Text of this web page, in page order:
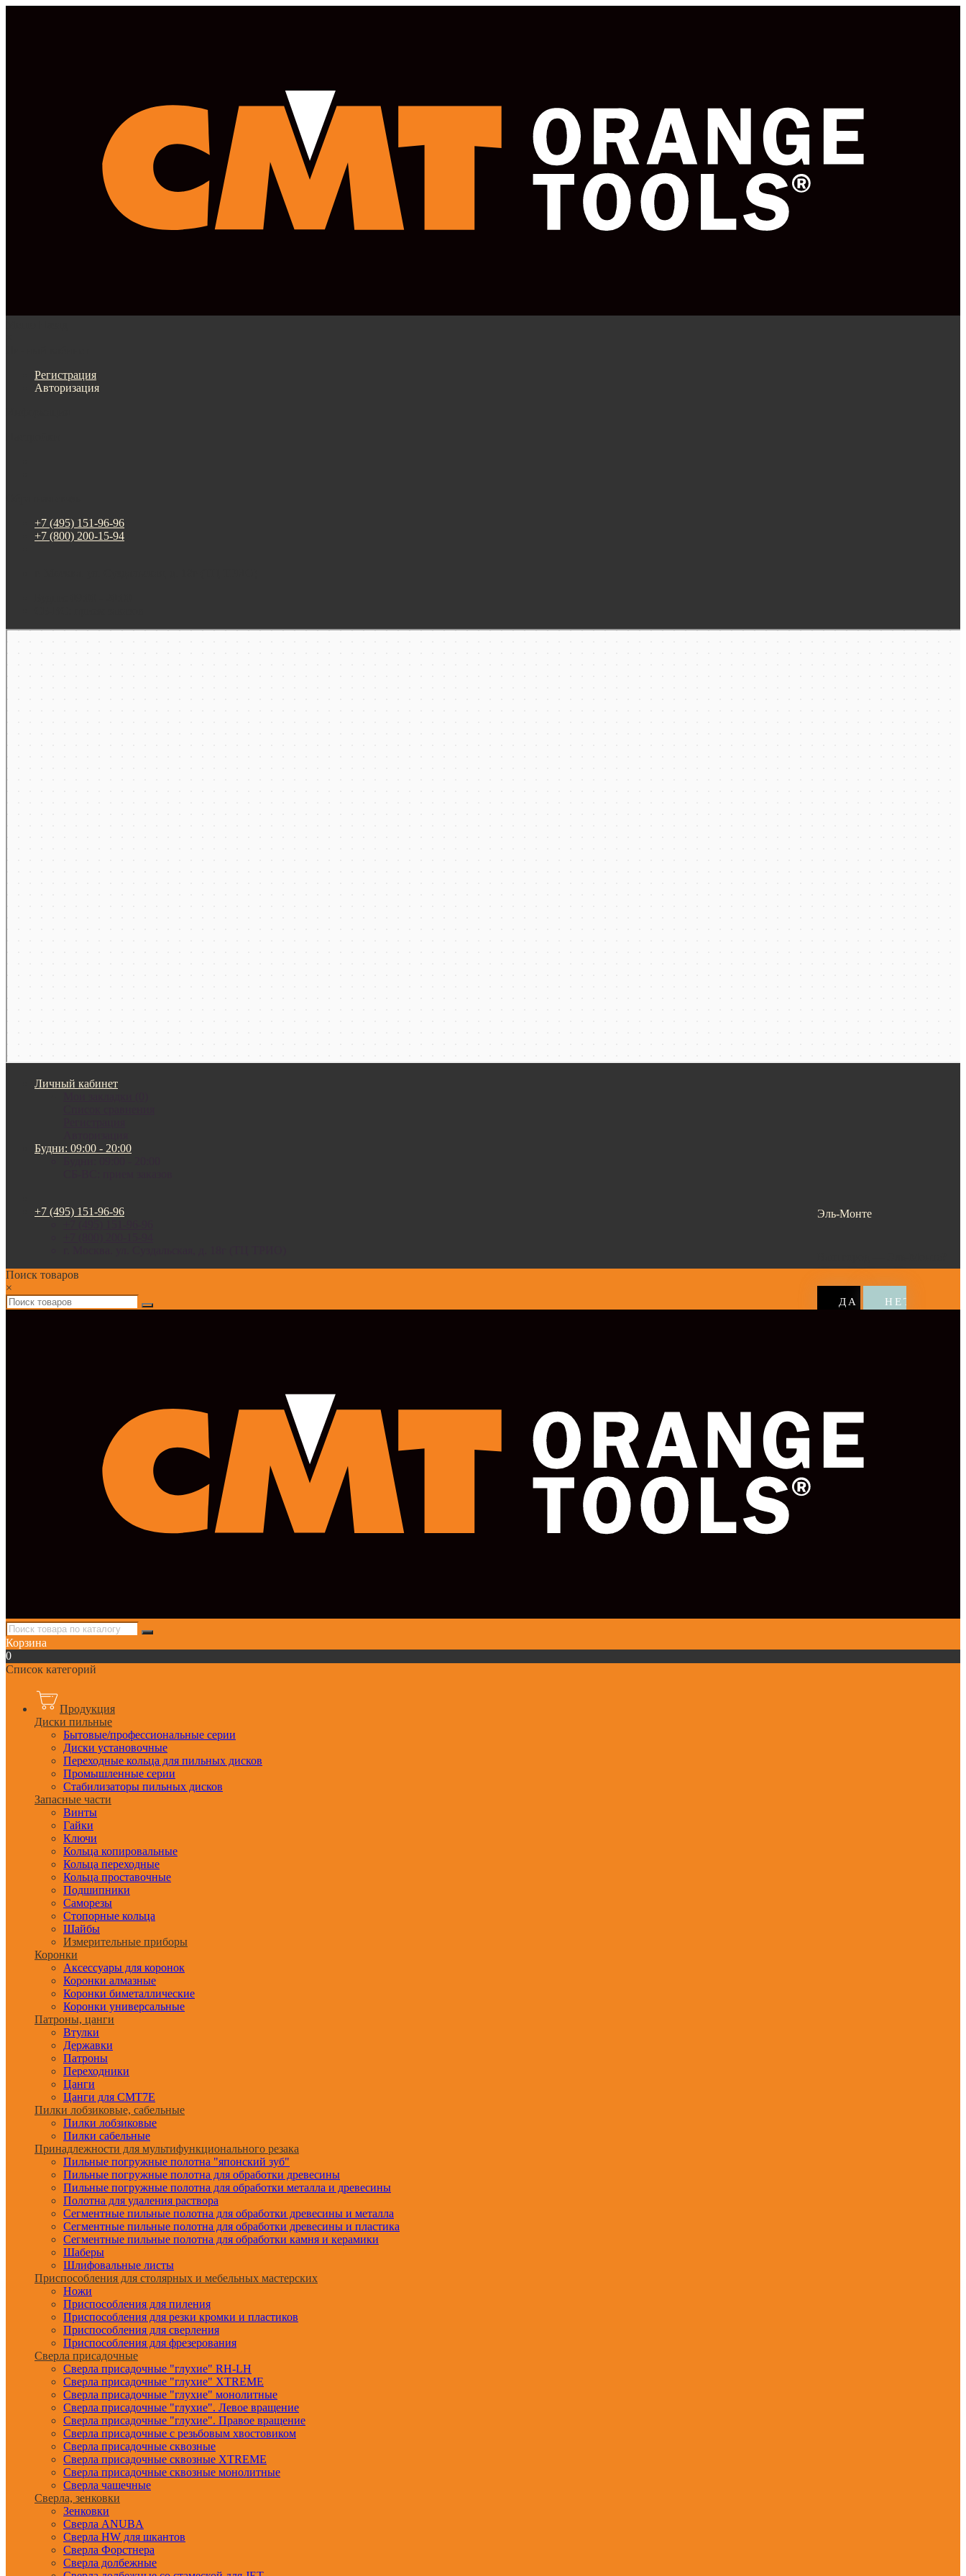
Регистрация
Авторизация
+7 (495) 151-96-96
+7 (800) 200-15-94
Москва
Личный кабинет
Будни: 09:00 - 20:00
Эль-Монте
+7 (495) 151-96-96
Поиск товаров
×
Корзина
0
Список категорий
Продукция
Диски пильные
Бытовые/профессиональные серии
Диски установочные
Переходные кольца для пильных дисков
Промышленные серии
Стабилизаторы пильных дисков
Запасные части
Винты
Гайки
Ключи
Кольца копировальные
Кольца переходные
Кольца проставочные
Подшипники
Саморезы
Стопорные кольца
Шайбы
Измерительные приборы
Коронки
Аксессуары для коронок
Коронки алмазные
Коронки биметаллические
Коронки универсальные
Патроны, цанги
Втулки
Державки
Патроны
Переходники
Цанги
Цанги для CMT7E
Пилки лобзиковые, сабельные
Пилки лобзиковые
Пилки сабельные
Принадлежности для мультифункционального резака
Пильные погружные полотна "японский зуб"
Пильные погружные полотна для обработки древесины
Пильные погружные полотна для обработки металла и древесины
Полотна для удаления раствора
Сегментные пильные полотна для обработки древесины и металла
Сегментные пильные полотна для обработки древесины и пластика
Сегментные пильные полотна для обработки камня и керамики
Шаберы
Шлифовальные листы
Приспособления для столярных и мебельных мастерских
Ножи
Приспособления для пиления
Приспособления для резки кромки и пластиков
Приспособления для сверления
Приспособления для фрезерования
Сверла присадочные
Сверла присадочные "глухие" RH-LH
Сверла присадочные "глухие" XTREME
Сверла присадочные "глухие" монолитные
Сверла присадочные "глухие". Левое вращение
Сверла присадочные "глухие". Правое вращение
Сверла присадочные с резьбовым хвостовиком
Сверла присадочные сквозные
Сверла присадочные сквозные XTREME
Сверла присадочные сквозные монолитные
Сверла чашечные
Сверла, зенковки
Зенковки
Сверла ANUBA
Сверла HW для шкантов
Сверла Форстнера
Сверла долбежные